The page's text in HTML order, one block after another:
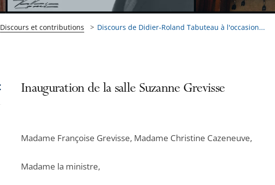
Discours et contributions Discours de Didier-Roland Tabuteau à l'occasion...
Inauguration de la salle Suzanne Grevisse
Madame Françoise Grevisse, Madame Christine Cazeneuve,
Madame la ministre,